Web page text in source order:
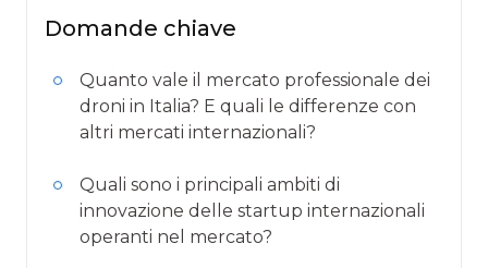
Domande chiave
Quanto vale il mercato professionale dei
droni in Italia? E quali le differenze con
altri mercati internazionali?
Quali sono i principali ambiti di
innovazione delle startup internazionali
operanti nel mercato?